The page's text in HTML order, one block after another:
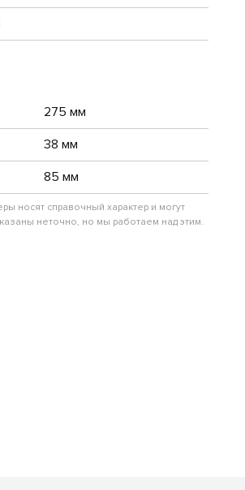
275 мм
38 мм
85 мм
носят справочный характер и могут
неточно, но мы работаем над этим.